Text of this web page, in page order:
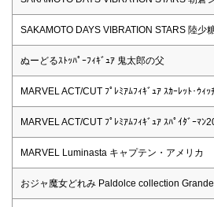
SAKAMOTO DAYS VIBRATION STARS 陸少
ぬーどるｽﾄｯﾊﾟｰﾌｨｷﾞｭｱ 鬼太郎の父
MARVEL ACT/CUT ﾌﾟﾚﾐｱﾑﾌｨｷﾞｭｱ ｽｶｰﾚｯﾄ･ｳｨｯ
MARVEL ACT/CUT ﾌﾟﾚﾐｱﾑﾌｨｷﾞｭｱ ｽﾊﾟｲﾀﾞｰﾏﾝ
MARVEL Luminasta キャプテン・アメリカ
おジャ魔女どれみ Paldolce collection